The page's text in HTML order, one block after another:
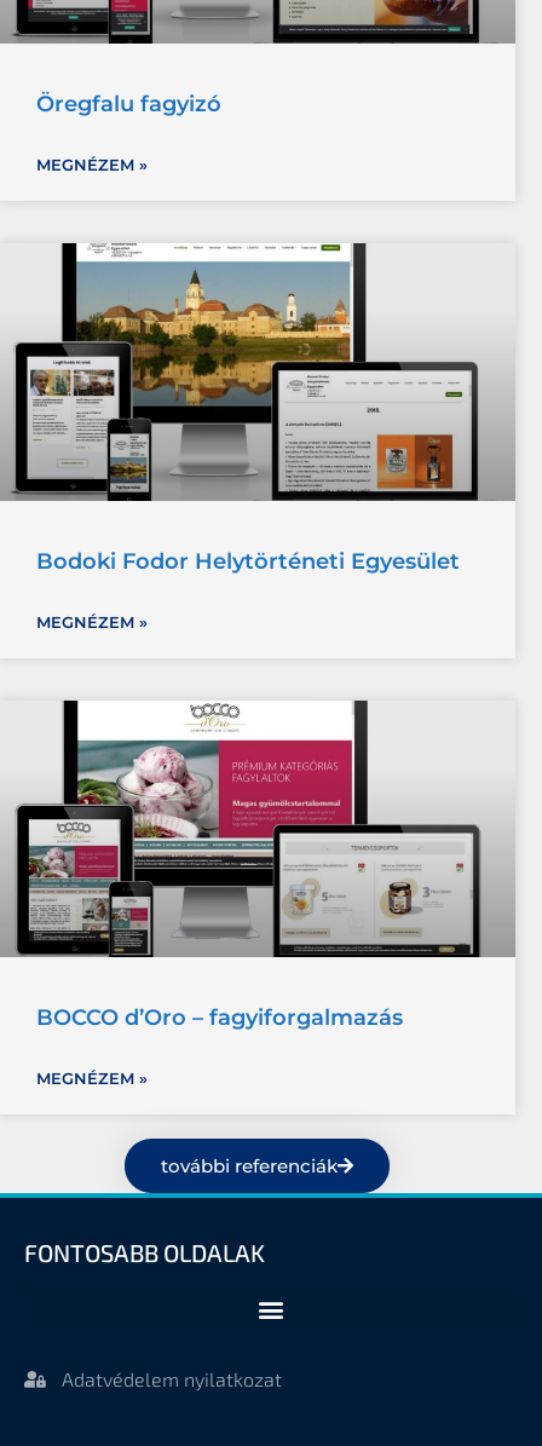
Öregfalu fagyizó
MEGNÉZEM »
Bodoki Fodor Helytörténeti Egyesület
MEGNÉZEM »
BOCCO d’Oro – fagyiforgalmazás
MEGNÉZEM »
további referenciák
FONTOSABB OLDALAK
Adatvédelem nyilatkozat